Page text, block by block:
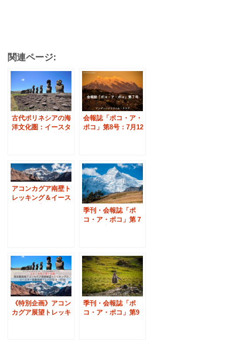
関連ページ:
古代ポリネシアの海
洋文化圏：イースタ
会報誌「ポコ・ア・
ポコ」第8号：7月12
アコンカグア南壁ト
レッキング＆イース
季刊・会報誌「ポ
コ・ア・ポコ」第７
《特別企画》アコン
カグア展望トレッキ
季刊・会報誌「ポ
コ・ア・ポコ」第9